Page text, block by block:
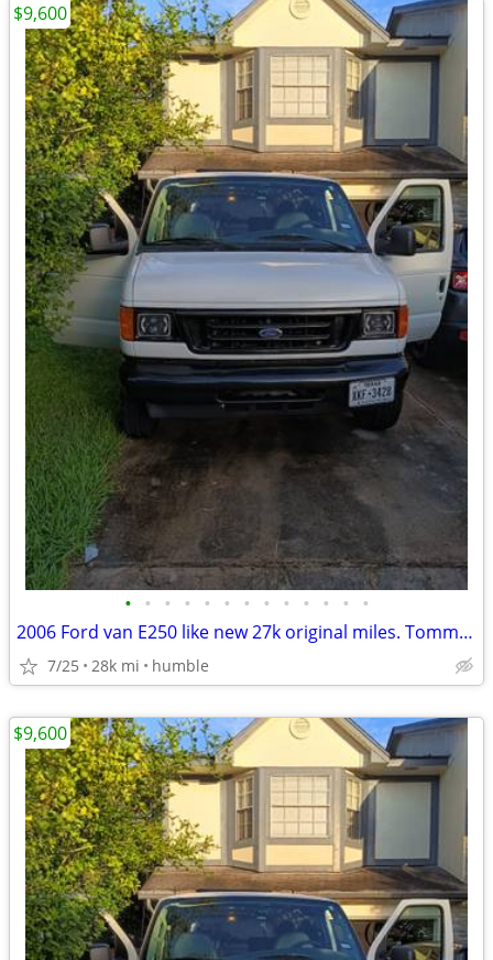
• • • • • • • • • • • • •
2006 Ford van E250 like new 27k original miles. Tommy lift.
7/25 28k mi humble
$9,600
$9,600